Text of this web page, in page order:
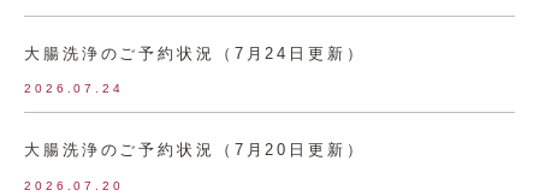
大腸洗浄のご予約状況（7月24日更新）
2026.07.24
大腸洗浄のご予約状況（7月20日更新）
2026.07.20